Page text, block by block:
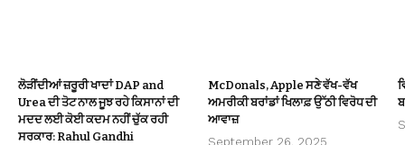
ਲੋੜੀਂਦੀਆਂ ਜ਼ਰੂਰੀ ਖਾਦਾਂ DAP and
Urea ਦੀ ਤੋਟ ਨਾਲ ਜੂਝ ਰਹੇ ਕਿਸਾਨਾਂ ਦੀ
ਮਦਦ ਲਈ ਕੋਈ ਕਦਮ ਨਹੀਂ ਚੁੱਕ ਰਹੀ
ਸਰਕਾਰ: Rahul Gandhi
McDonals, Apple ਸਣੇ ਵੱਖ-ਵੱਖ
ਅਮਰੀਕੀ ਬਰਾਂਡਾਂ ਖਿਲਾਫ਼ ਉੱਠੀ ਵਿਰੋਧ ਦੀ
ਆਵਾਜ਼
September 26, 2025